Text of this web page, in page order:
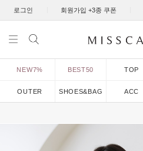
로그인 회원가입 +3종 쿠폰
NEW7% BEST50 TOP
OUTER SHOES&BAG ACC